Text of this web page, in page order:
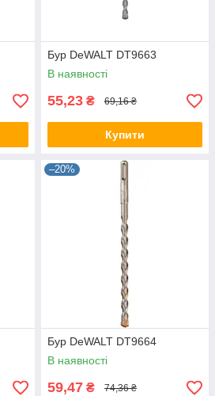
Бур DeWALT DT9663
В наявності
55,23 ₴ 69,16 ₴
Купити
–20%
Бур DeWALT DT9664
В наявності
59,47 ₴ 74,36 ₴